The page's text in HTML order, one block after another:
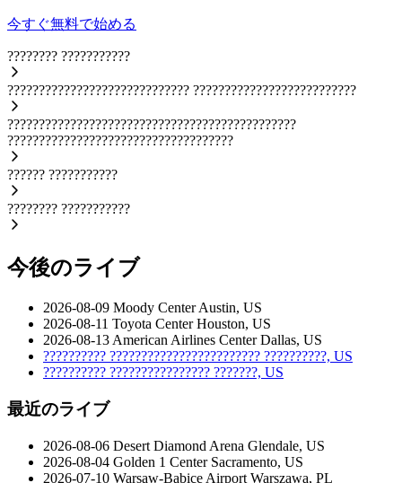
今すぐ無料で始める
???????? ???????????
????????????????????????????? ??????????????????????????
??????????????????????????????????????????????
????????????????????????????????????
?????? ???????????
???????? ???????????
今後のライブ
2026-08-09 Moody Center Austin, US
2026-08-11 Toyota Center Houston, US
2026-08-13 American Airlines Center Dallas, US
?????????? ???????????????????????? ??????????, US
?????????? ???????????????? ???????, US
最近のライブ
2026-08-06 Desert Diamond Arena Glendale, US
2026-08-04 Golden 1 Center Sacramento, US
2026-07-10 Warsaw-Babice Airport Warszawa, PL